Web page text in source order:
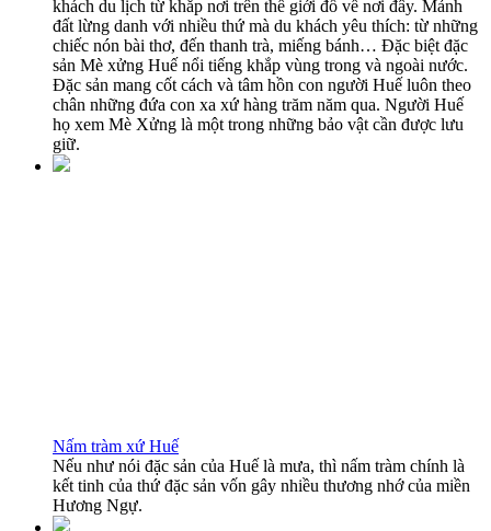
khách du lịch từ khắp nơi trên thế giới đổ về nơi đây. Mảnh
đất lừng danh với nhiều thứ mà du khách yêu thích: từ những
chiếc nón bài thơ, đến thanh trà, miếng bánh… Đặc biệt đặc
sản Mè xửng Huế nổi tiếng khắp vùng trong và ngoài nước.
Đặc sản mang cốt cách và tâm hồn con người Huế luôn theo
chân những đứa con xa xứ hàng trăm năm qua. Người Huế
họ xem Mè Xửng là một trong những bảo vật cần được lưu
giữ.
Nấm tràm xứ Huế
Nếu như nói đặc sản của Huế là mưa, thì nấm tràm chính là
kết tinh của thứ đặc sản vốn gây nhiều thương nhớ của miền
Hương Ngự.